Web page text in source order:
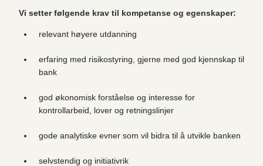
Vi setter følgende krav til kompetanse og egenskaper:
relevant høyere utdanning
erfaring med risikostyring, gjerne med god kjennskap til
bank
god økonomisk forståelse og interesse for
kontrollarbeid, lover og retningslinjer
gode analytiske evner som vil bidra til å utvikle banken
selvstendig og initiativrik